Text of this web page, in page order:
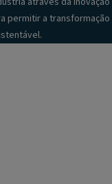
permitir a transformação